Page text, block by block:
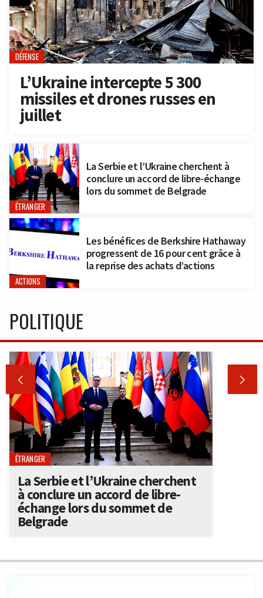
DÉFENSE
L’Ukraine intercepte 5 300
missiles et drones russes en
juillet
ÉTRANGER
La Serbie et l’Ukraine cherchent à
conclure un accord de libre-échange
lors du sommet de Belgrade
ACTIONS
Les bénéfices de Berkshire Hathaway
progressent de 16 pour cent grâce à
la reprise des achats d’actions
POLITIQUE
 
ÉTRANGER
La Serbie et l’Ukraine cherchent
à conclure un accord de libre-
échange lors du sommet de
Belgrade